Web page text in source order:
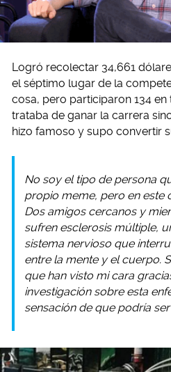
Logró recolectar 34,661
el séptimo lugar de la
cosa, pero participaron 134
trataba de ganar la carrera
hizo famoso y supo convertir
No soy el tipo de persona
propio meme, pero en este
Dos amigos cercanos y
sufren esclerosis múltiple,
sistema nervioso que
entre la mente y el cuerpo.
que han visto mi cara
investigación sobre esta
sensación de que podría